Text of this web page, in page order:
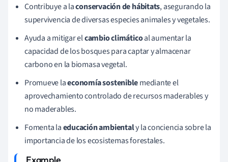
Contribuye a laconservación de hábitats, asegurando la
supervivencia de diversas especies animales y vegetales.
Ayuda a mitigar elcambio climáticoal aumentar la
capacidad de los bosques para captar y almacenar
carbono en la biomasa vegetal.
Promueve laeconomía sosteniblemediante el
aprovechamiento controlado de recursos maderables y
no maderables.
Fomenta laeducación ambientaly la conciencia sobre la
importancia de los ecosistemas forestales.